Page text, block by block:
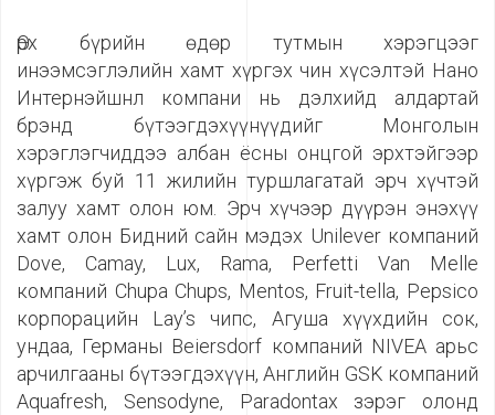
Өрх бүрийн өдөр тутмын хэрэгцээг
инээмсэглэлийн хамт хүргэх чин хүсэлтэй Нано
Интернэйшнл компани нь дэлхийд алдартай
брэнд бүтээгдэхүүнүүдийг Монголын
хэрэглэгчиддээ албан ёсны онцгой эрхтэйгээр
хүргэж буй 11 жилийн туршлагатай эрч хүчтэй
залуу хамт олон юм. Эрч хүчээр дүүрэн энэхүү
хамт олон Бидний сайн мэдэх Unilever компаний
Dove, Camay, Lux, Rama, Perfetti Van Melle
компаний Chupa Chups, Mentos, Fruit-tella, Pepsico
корпорацийн Lay’s чипс, Агуша хүүхдийн сок,
ундаа, Германы Beiersdorf компаний NIVEA арьс
арчилгааны бүтээгдэхүүн, Английн GSK компаний
Aquafresh, Sensodyne, Paradontax зэрэг олонд